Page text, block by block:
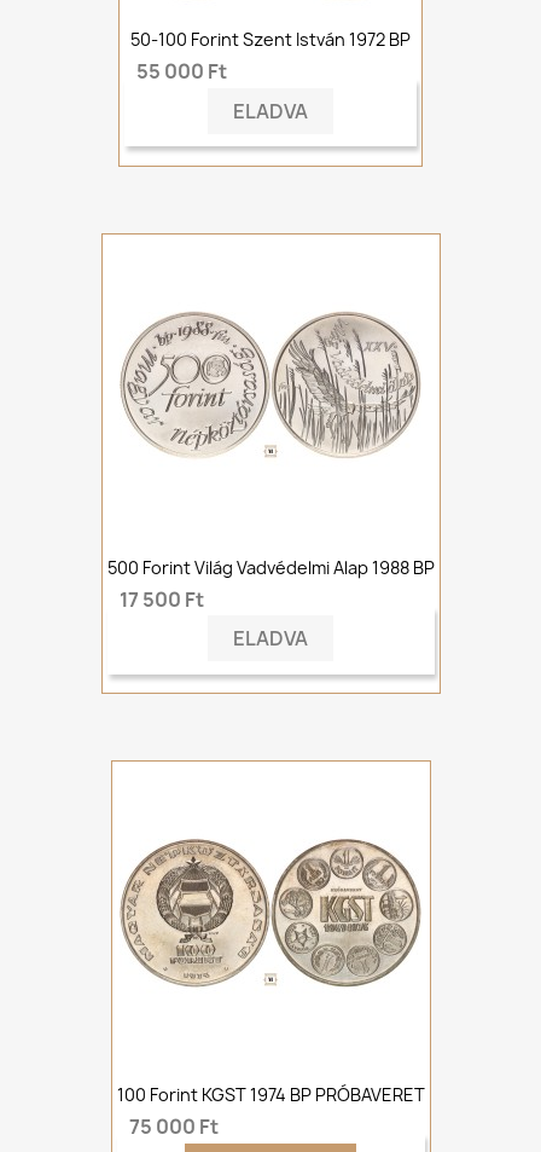
50-100 Forint Szent István 1972 BP
55 000 Ft
ELADVA
500 Forint Világ Vadvédelmi Alap 1988 BP
17 500 Ft
ELADVA
100 Forint KGST 1974 BP PRÓBAVERET
75 000 Ft